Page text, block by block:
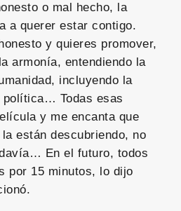
o mal hecho, la
a querer estar contigo.
y quieres promover,
armonía, entendiendo la
incluyendo la
política… Todas esas
y me encanta que
están descubriendo, no
En el futuro, todos
por 15 minutos, lo dijo